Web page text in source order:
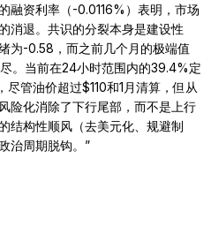
融资利率（-0.0116%）表明，市场
消退。共识的分裂本身是建设性
为-0.58，而之前几个月的极端值
。当前在24小时范围内的39.4%定
管油价超过$110和1月清算，但从
险化消除了下行尾部，而不是上行
结构性顺风（去美元化、规避制
治周期脱钩。 ”